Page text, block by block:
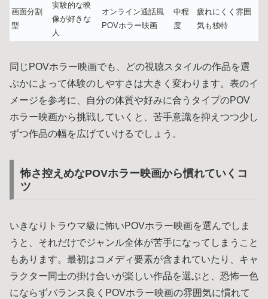
画面分割
型
実験的な映
像が好きな
人
オンライン通話風
POVホラー映画
中程
度
疲れにくく雰囲
気も独特
同じPOVホラー映画でも、どの視聴スタイルの作品を選
ぶかによって体験のしやすさは大きく変わります。表のイ
メージを参考に、自分の体質や好みに合うタイプのPOV
ホラー映画から挑戦していくと、苦手意識を抑えつつ少し
ずつ作品の幅を広げていけるでしょう。
怖さ控えめなPOVホラー映画から慣れていくコ
ツ
いきなりトラウマ級に怖いPOVホラー映画を選んでしま
うと、それだけでジャンル全体が苦手になってしまうこと
もあります。最初はコメディ要素が含まれていたり、キャ
ラクター同士の掛け合いが楽しい作品を選ぶと、恐怖一色
にならずバランス良くPOVホラー映画の雰囲気に慣れて